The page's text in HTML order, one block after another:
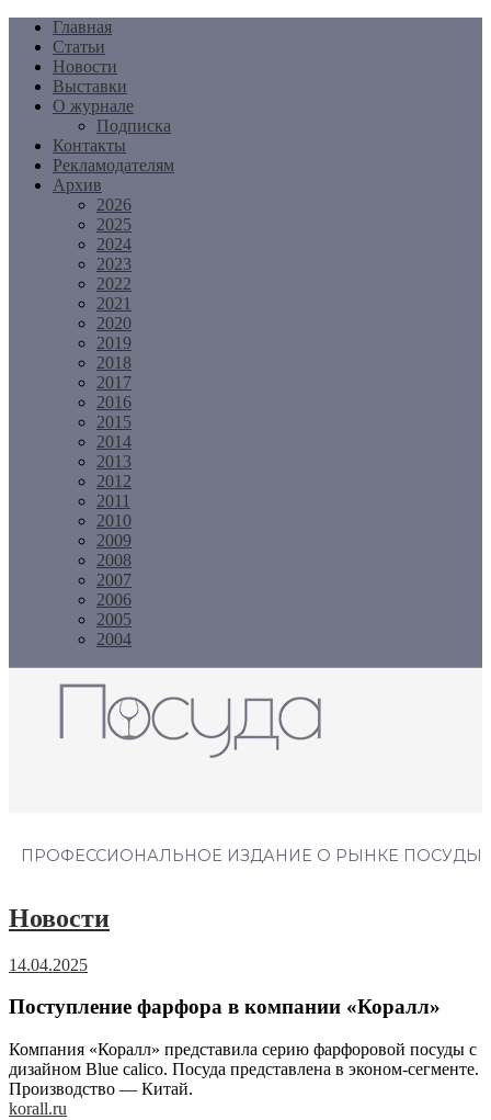
Перейти
содержимому
Главная
Статьи
Новости
Выставки
О журнале
Подписка
Контакты
Рекламодателям
Архив
2026
2025
2024
2023
2022
2021
2020
2019
2018
2017
2016
2015
2014
2013
2012
2011
2010
2009
2008
2007
2006
2005
2004
ПРОФЕССИОНАЛЬНОЕ ИЗДАНИЕ О РЫНКЕ ПОСУДЫ
Новости
14.04.2025
Поступление фарфора в компании «Коралл»
Компания «Коралл» представила серию фарфоровой посуды с
дизайном Blue calico. Посуда представлена в эконом-сегменте.
Производство — Китай.
korall.ru